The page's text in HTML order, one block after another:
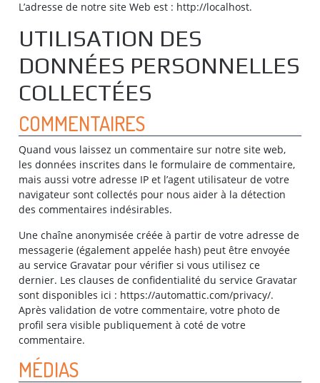
L’adresse de notre site Web est : http://localhost.
UTILISATION DES
DONNÉES PERSONNELLES
COLLECTÉES
COMMENTAIRES
Quand vous laissez un commentaire sur notre site web,
les données inscrites dans le formulaire de commentaire,
mais aussi votre adresse IP et l’agent utilisateur de votre
navigateur sont collectés pour nous aider à la détection
des commentaires indésirables.
Une chaîne anonymisée créée à partir de votre adresse de
messagerie (également appelée hash) peut être envoyée
au service Gravatar pour vérifier si vous utilisez ce
dernier. Les clauses de confidentialité du service Gravatar
sont disponibles ici : https://automattic.com/privacy/.
Après validation de votre commentaire, votre photo de
profil sera visible publiquement à coté de votre
commentaire.
MÉDIAS